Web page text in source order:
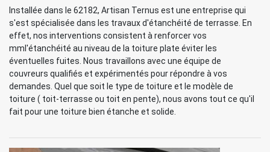
Installée dans le 62182, Artisan Ternus est une entreprise qui
s'est spécialisée dans les travaux d'étanchéité de terrasse. En
effet, nos interventions consistent à renforcer vos
mml'étanchéité au niveau de la toiture plate éviter les
éventuelles fuites. Nous travaillons avec une équipe de
couvreurs qualifiés et expérimentés pour répondre à vos
demandes. Quel que soit le type de toiture et le modèle de
toiture ( toit-terrasse ou toit en pente), nous avons tout ce qu'il
fait pour une toiture bien étanche et solide.